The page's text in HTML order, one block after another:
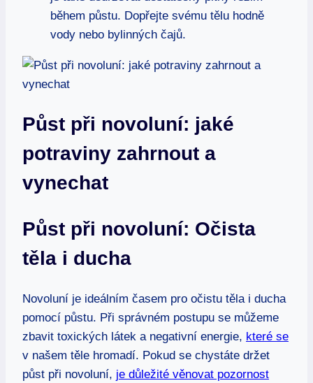
během půstu. Dopřejte svému tělu hodně
vody nebo bylinných čajů.
Půst při novoluní: jaké
potraviny zahrnout a
vynechat
Půst při novoluní: Očista
těla i ducha
Novoluní je ideálním časem pro očistu těla i ducha
pomocí půstu. Při správném postupu se můžeme
zbavit toxických látek a negativní energie, které se
v našem těle hromadí. Pokud se chystáte držet
půst při novoluní, je důležité věnovat pozornost